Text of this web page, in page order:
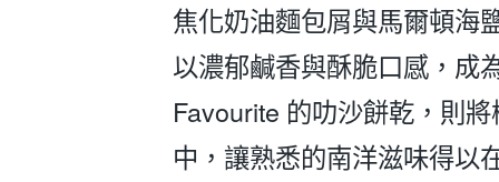
焦化奶油麵包屑與馬爾頓海
以濃郁鹹香與酥脆口感，成
Favourite 的叻沙餅乾，則
中，讓熟悉的南洋滋味得以